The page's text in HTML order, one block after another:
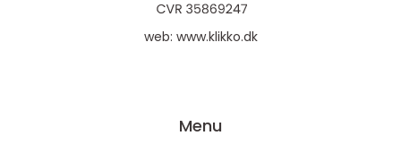
web: www.klikko.dk
Menu